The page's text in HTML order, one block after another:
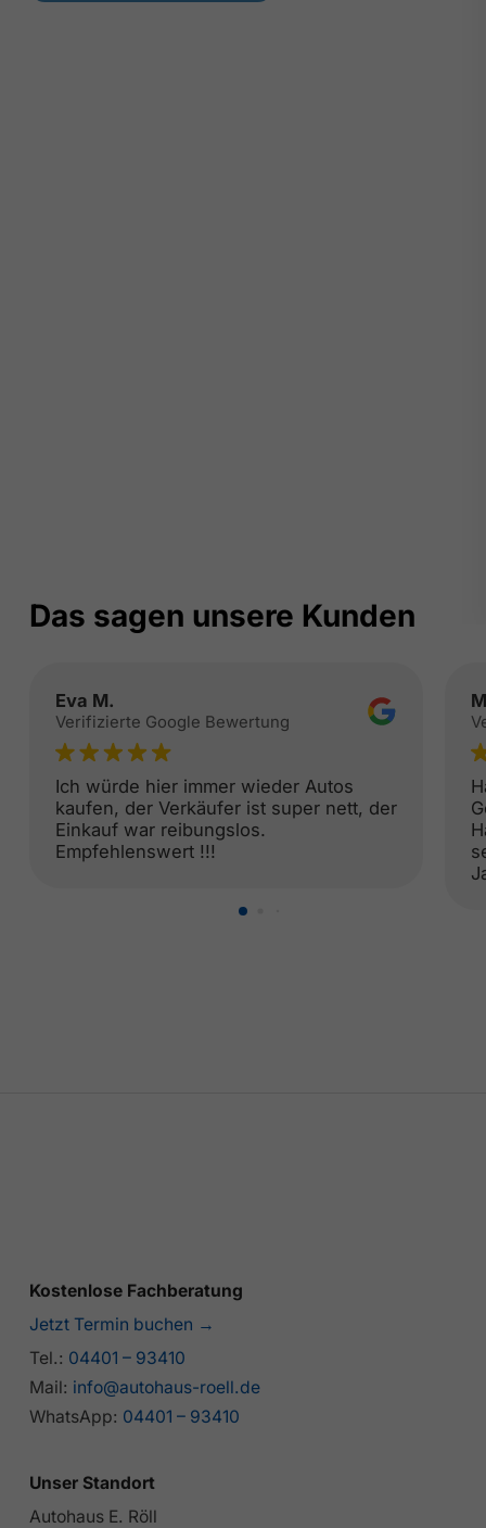
Das sagen unsere Kunden
Eva M.
Verifizierte Google Bewertung
Ich würde hier immer wieder Autos
kaufen, der Verkäufer ist super nett, der
Einkauf war reibungslos.
Empfehlenswert !!!
Kostenlose Fachberatung
Jetzt Termin buchen →
Tel.: 04401 – 93410
Mail: info@autohaus-roell.de
WhatsApp: 04401 – 93410
Unser Standort
Autohaus E. Röll